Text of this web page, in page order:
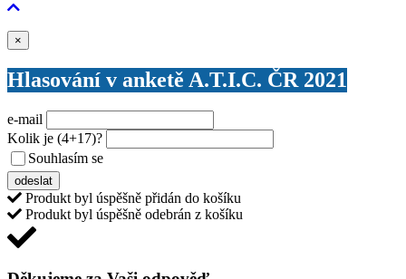
×
Hlasování v anketě A.T.I.C. ČR 2021
e-mail
Kolik je (4+17)?
Souhlasím se
odeslat
Produkt byl úspěšně přidán do košíku
Produkt byl úspěšně odebrán z košíku